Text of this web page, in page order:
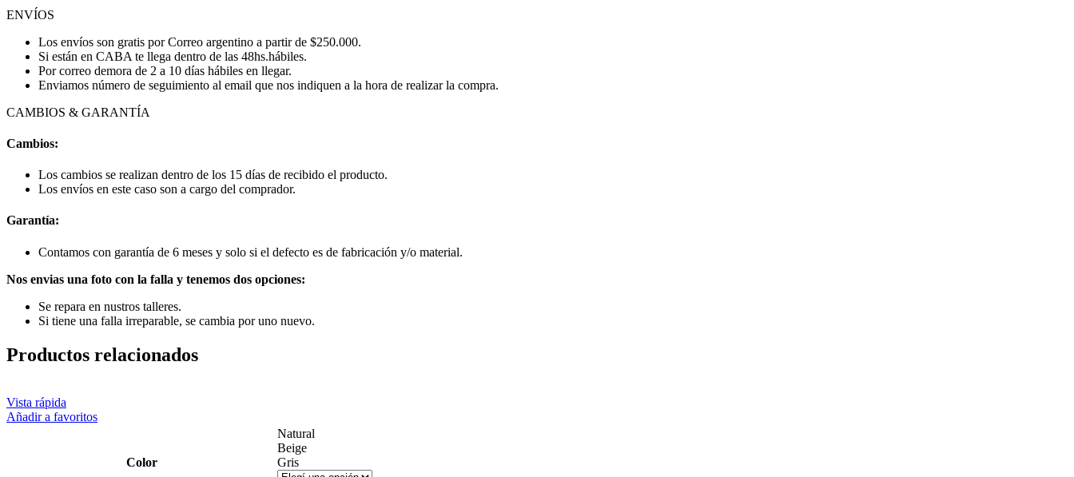
ENVÍOS
Los envíos son gratis por Correo argentino a partir de $250.000.
Si están en CABA te llega dentro de las 48hs.hábiles.
Por correo demora de 2 a 10 días hábiles en llegar.
Enviamos número de seguimiento al email que nos indiquen a la hora de realizar la compra.
CAMBIOS & GARANTÍA
Cambios:
Los cambios se realizan dentro de los 15 días de recibido el producto.
Los envíos en este caso son a cargo del comprador.
Garantía:
Contamos con garantía de 6 meses y solo si el defecto es de fabricación y/o material.
Nos envias una foto con la falla y tenemos dos opciones:
Se repara en nustros talleres.
Si tiene una falla irreparable, se cambia por uno nuevo.
Productos relacionados
Vista rápida
Añadir a favoritos
Color
Natural
Beige
Gris